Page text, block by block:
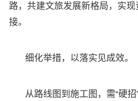
路，共建文旅发展新格局，实
接。
细化举措，以落实见成效。
从路线图到施工图，需“硬